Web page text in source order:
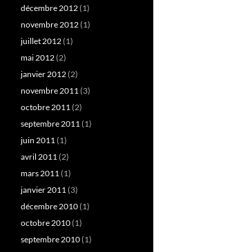
décembre 2012(1)
novembre 2012(1)
juillet 2012(1)
mai 2012(2)
janvier 2012(2)
novembre 2011(3)
octobre 2011(2)
septembre 2011(1)
juin 2011(1)
avril 2011(2)
mars 2011(1)
janvier 2011(3)
décembre 2010(1)
octobre 2010(1)
septembre 2010(1)